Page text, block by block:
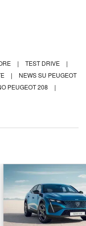
| TEST DRIVE
|
|
NEWS SU PEUGEOT
PEUGEOT 208
|